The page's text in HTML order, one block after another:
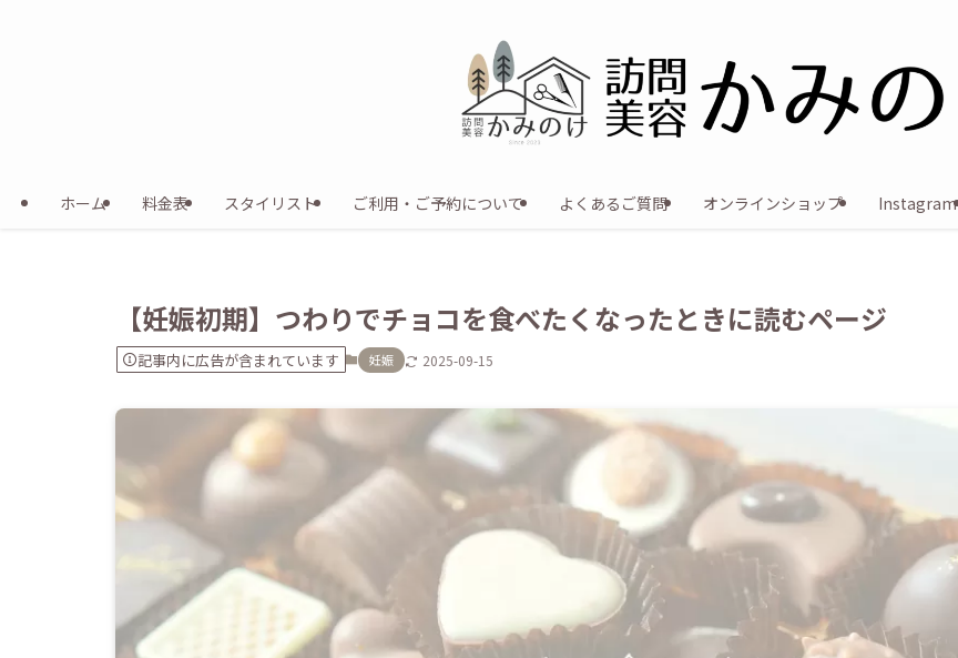
ホーム 料金表 スタイリスト ご利用・ご予約について よくあるご質問 オンラインショップ Instagram
【妊娠初期】つわりでチョコを食べたくなったときに読むページ
記事内に広告が含まれています 妊娠 2025-09-15